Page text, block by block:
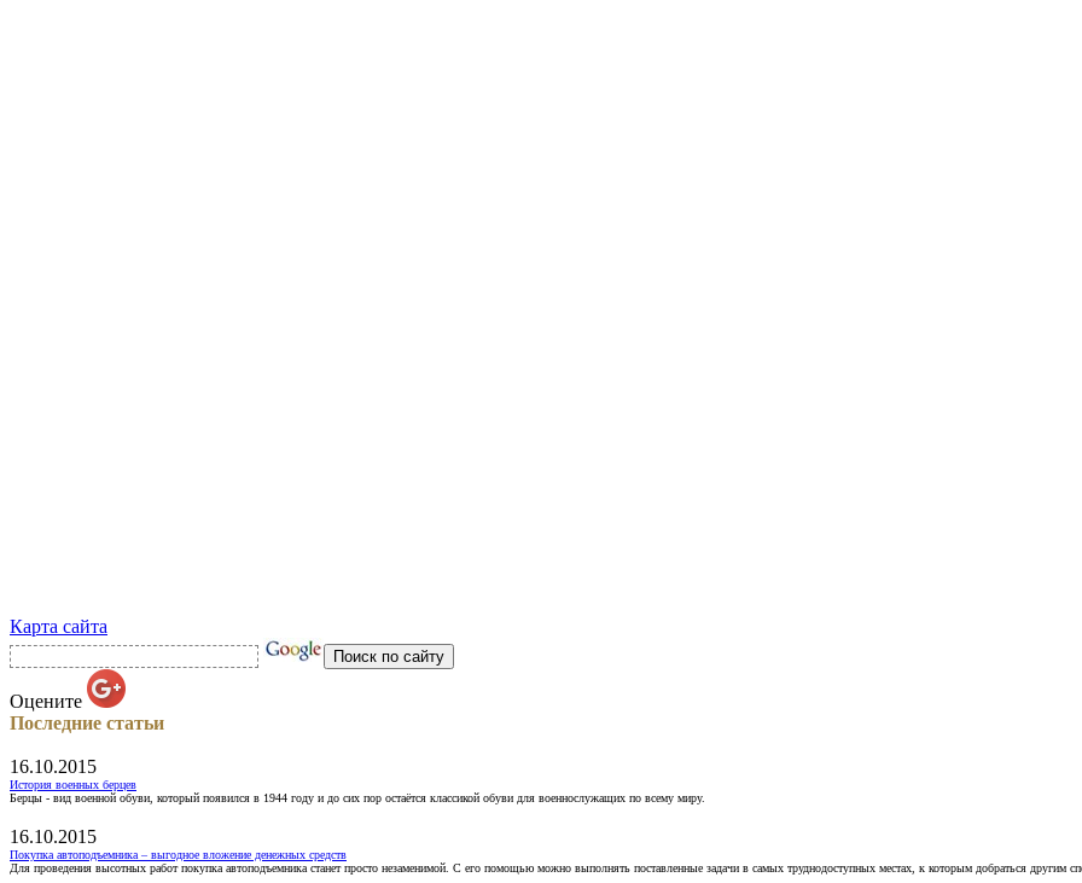
Карта сайта
Оцените
Последние статьи
16.10.2015
История военных берцев
Берцы - вид военной обуви, который появился в 1944 году и до сих пор остаётся классикой обуви для военнослужащих по всему миру.
16.10.2015
Покупка автоподъемника – выгодное вложение денежных средств
Для проведения высотных работ покупка автоподъемника станет просто незаменимой. С его помощью можно выполнять поставленные задачи в самых труднодоступных местах, к которым добраться другим